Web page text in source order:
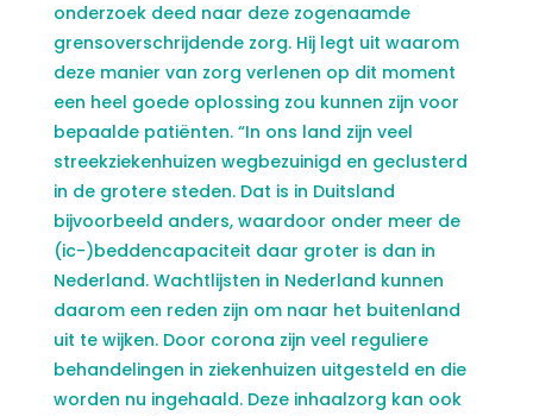
onderzoek deed naar deze zogenaamde
grensoverschrijdende zorg. Hij legt uit waarom
deze manier van zorg verlenen op dit moment
een heel goede oplossing zou kunnen zijn voor
bepaalde patiënten. “In ons land zijn veel
streekziekenhuizen wegbezuinigd en geclusterd
in de grotere steden. Dat is in Duitsland
bijvoorbeeld anders, waardoor onder meer de
(ic-)beddencapaciteit daar groter is dan in
Nederland. Wachtlijsten in Nederland kunnen
daarom een reden zijn om naar het buitenland
uit te wijken. Door corona zijn veel reguliere
behandelingen in ziekenhuizen uitgesteld en die
worden nu ingehaald. Deze inhaalzorg kan ook